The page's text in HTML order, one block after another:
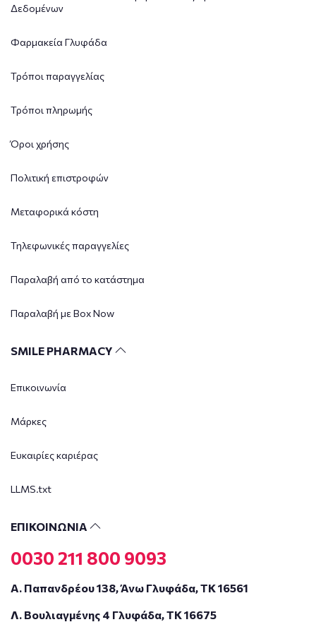
Δεδομένων
Φαρμακεία Γλυφάδα
Τρόποι παραγγελίας
Τρόποι πληρωμής
Όροι χρήσης
Πολιτική επιστροφών
Μεταφορικά κόστη
Τηλεφωνικές παραγγελίες
Παραλαβή από το κατάστημα
Παραλαβή με Box Now
SMILE PHARMACY
Επικοινωνία
Μάρκες
Ευκαιρίες καριέρας
LLMS.txt
ΕΠΙΚΟΙΝΩΝΙΑ
0030 211 800 9093
Α. Παπανδρέου 138, Άνω Γλυφάδα, ΤΚ 16561
Λ. Βουλιαγμένης 4 Γλυφάδα, ΤΚ 16675